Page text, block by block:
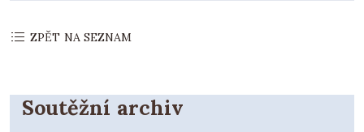
ZPĚT NA SEZNAM
Soutěžní archiv